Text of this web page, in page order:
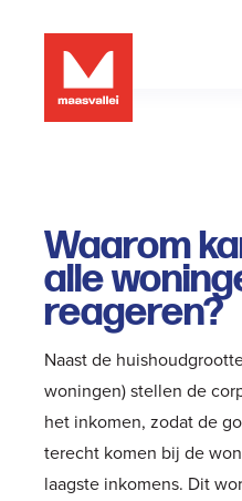
Waarom
alle
reageren?
Naast de
woningen) stellen de
het inkomen, zodat de
terecht komen bij de
laagste inkomens. Dit